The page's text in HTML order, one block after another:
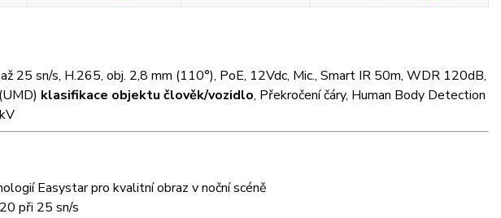
25 sn/s, H.265, obj. 2,8 mm (110°), PoE, 12Vdc, Mic., Smart IR 50m, WDR 120dB,
klasifikace objektu člověk/vozidlo, Překročení čáry, Human Body Detection
Easystar pro kvalitní obraz v noční scéně
při 25 sn/s